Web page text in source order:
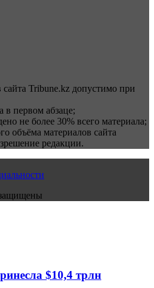
Tribune.kz допустимо при
первом абзаце;
не более 30% всего материала;
объёма материалов сайта
редакции.
$10,4 трлн